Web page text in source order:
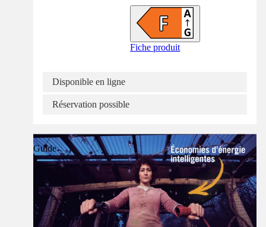
Fiche produit
Disponible en ligne
Réservation possible
Guide